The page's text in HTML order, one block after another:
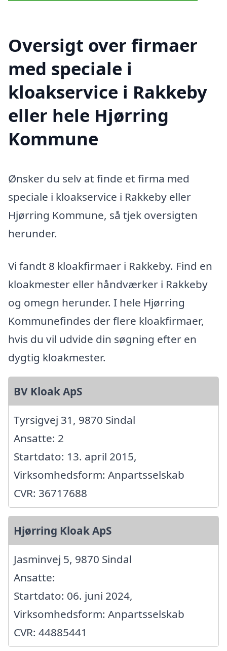
Oversigt over firmaer
med speciale i
kloakservice i Rakkeby
eller hele Hjørring
Kommune
Ønsker du selv at finde et firma med
speciale i kloakservice i Rakkeby eller
Hjørring Kommune, så tjek oversigten
herunder.
Vi fandt 8 kloakfirmaer i Rakkeby. Find en
kloakmester eller håndværker i Rakkeby
og omegn herunder. I hele Hjørring
Kommunefindes der flere kloakfirmaer,
hvis du vil udvide din søgning efter en
dygtig kloakmester.
BV Kloak ApS
Tyrsigvej 31, 9870 Sindal
Ansatte: 2
Startdato: 13. april 2015,
Virksomhedsform: Anpartsselskab
CVR: 36717688
Hjørring Kloak ApS
Jasminvej 5, 9870 Sindal
Ansatte:
Startdato: 06. juni 2024,
Virksomhedsform: Anpartsselskab
CVR: 44885441